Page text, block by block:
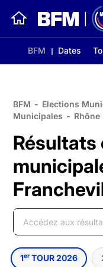
BFM Dates
BFM - Elections
Municipales - Rhône
Résultats
1er TOUR 2026